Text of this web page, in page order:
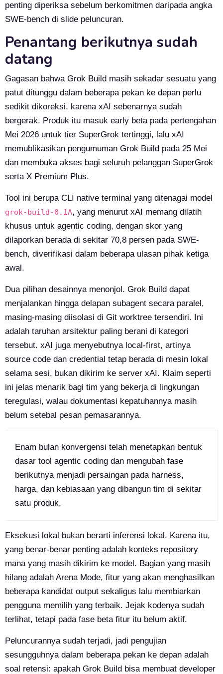
penting diperiksa sebelum berkomitmen daripada angka
SWE-bench di slide peluncuran.
Penantang berikutnya sudah
datang
Gagasan bahwa Grok Build masih sekadar sesuatu yang
patut ditunggu dalam beberapa pekan ke depan perlu
sedikit dikoreksi, karena xAI sebenarnya sudah
bergerak. Produk itu masuk early beta pada pertengahan
Mei 2026 untuk tier SuperGrok tertinggi, lalu xAI
memublikasikan pengumuman Grok Build pada 25 Mei
dan membuka akses bagi seluruh pelanggan SuperGrok
serta X Premium Plus.
Tool ini berupa CLI native terminal yang ditenagai model
grok-build-0.1A, yang menurut xAI memang dilatih
khusus untuk agentic coding, dengan skor yang
dilaporkan berada di sekitar 70,8 persen pada SWE-
bench, diverifikasi dalam beberapa ulasan pihak ketiga
awal.
Dua pilihan desainnya menonjol. Grok Build dapat
menjalankan hingga delapan subagent secara paralel,
masing-masing diisolasi di Git worktree tersendiri. Ini
adalah taruhan arsitektur paling berani di kategori
tersebut. xAI juga menyebutnya local-first, artinya
source code dan credential tetap berada di mesin lokal
selama sesi, bukan dikirim ke server xAI. Klaim seperti
ini jelas menarik bagi tim yang bekerja di lingkungan
teregulasi, walau dokumentasi kepatuhannya masih
belum setebal pesan pemasarannya.
Enam bulan konvergensi telah menetapkan bentuk
dasar tool agentic coding dan mengubah fase
berikutnya menjadi persaingan pada harness,
harga, dan kebiasaan yang dibangun tim di sekitar
satu produk.
Eksekusi lokal bukan berarti inferensi lokal. Karena itu,
yang benar-benar penting adalah konteks repository
mana yang masih dikirim ke model. Bagian yang masih
hilang adalah Arena Mode, fitur yang akan menghasilkan
beberapa kandidat output sekaligus lalu membiarkan
pengguna memilih yang terbaik. Jejak kodenya sudah
terlihat, tetapi pada fase beta fitur itu belum aktif.
Peluncurannya sudah terjadi, jadi pengujian
sesungguhnya dalam beberapa pekan ke depan adalah
soal retensi: apakah Grok Build bisa membuat developer